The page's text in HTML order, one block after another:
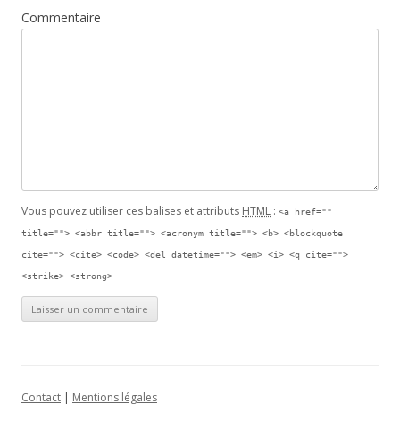
Commentaire
Vous pouvez utiliser ces balises et attributs HTML : <a href=""
title=""> <abbr title=""> <acronym title=""> <b> <blockquote
cite=""> <cite> <code> <del datetime=""> <em> <i> <q cite="">
<strike> <strong>
Contact | Mentions légales